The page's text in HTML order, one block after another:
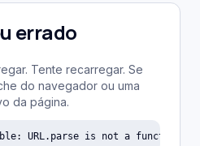
errado
Tente recarregar. Se
do navegador ou uma
da página.
URL.parse is not a function